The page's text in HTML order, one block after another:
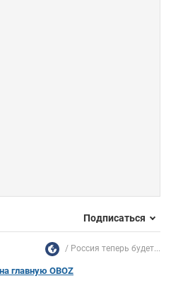
Подписаться
Россия теперь будет...
главную OBOZ